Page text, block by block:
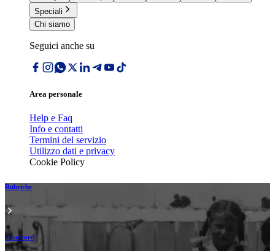
Speciali
Chi siamo
Seguici anche su
Area personale
Help e Faq
Info e contatti
Termini del servizio
Utilizzo dati e privacy
Cookie Policy
Rubriche
amarcord